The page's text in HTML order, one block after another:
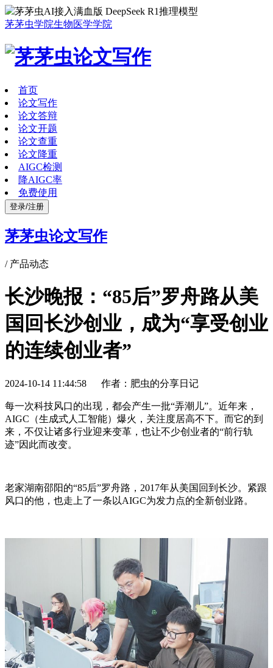
茅茅虫AI接入满血版 DeepSeek R1推理模型
茅茅虫学院生物医学学院
首页
论文写作
论文答辩
论文开题
论文查重
论文降重
AIGC检测
降AIGC率
免费使用
登录/注册
茅茅虫论文写作
/ 产品动态
长沙晚报：“85后”罗舟路从美
国回长沙创业，成为“享受创业
的连续创业者”
2024-10-14 11:44:58 作者：肥虫的分享日记
每一次科技风口的出现，都会产生一批“弄潮儿”。近年来，
AIGC（生成式人工智能）爆火，关注度居高不下。而它的到
来，不仅让诸多行业迎来变革，也让不少创业者的“前行轨
迹”因此而改变。
老家湖南邵阳的“85后”罗舟路，2017年从美国回到长沙。紧跟
风口的他，也走上了一条以AIGC为发力点的全新创业路。